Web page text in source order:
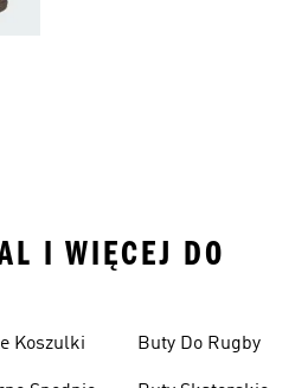
I WIĘCEJ DO
Koszulki Buty Do Rugby